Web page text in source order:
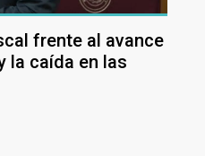
frente al avance
la caída en las